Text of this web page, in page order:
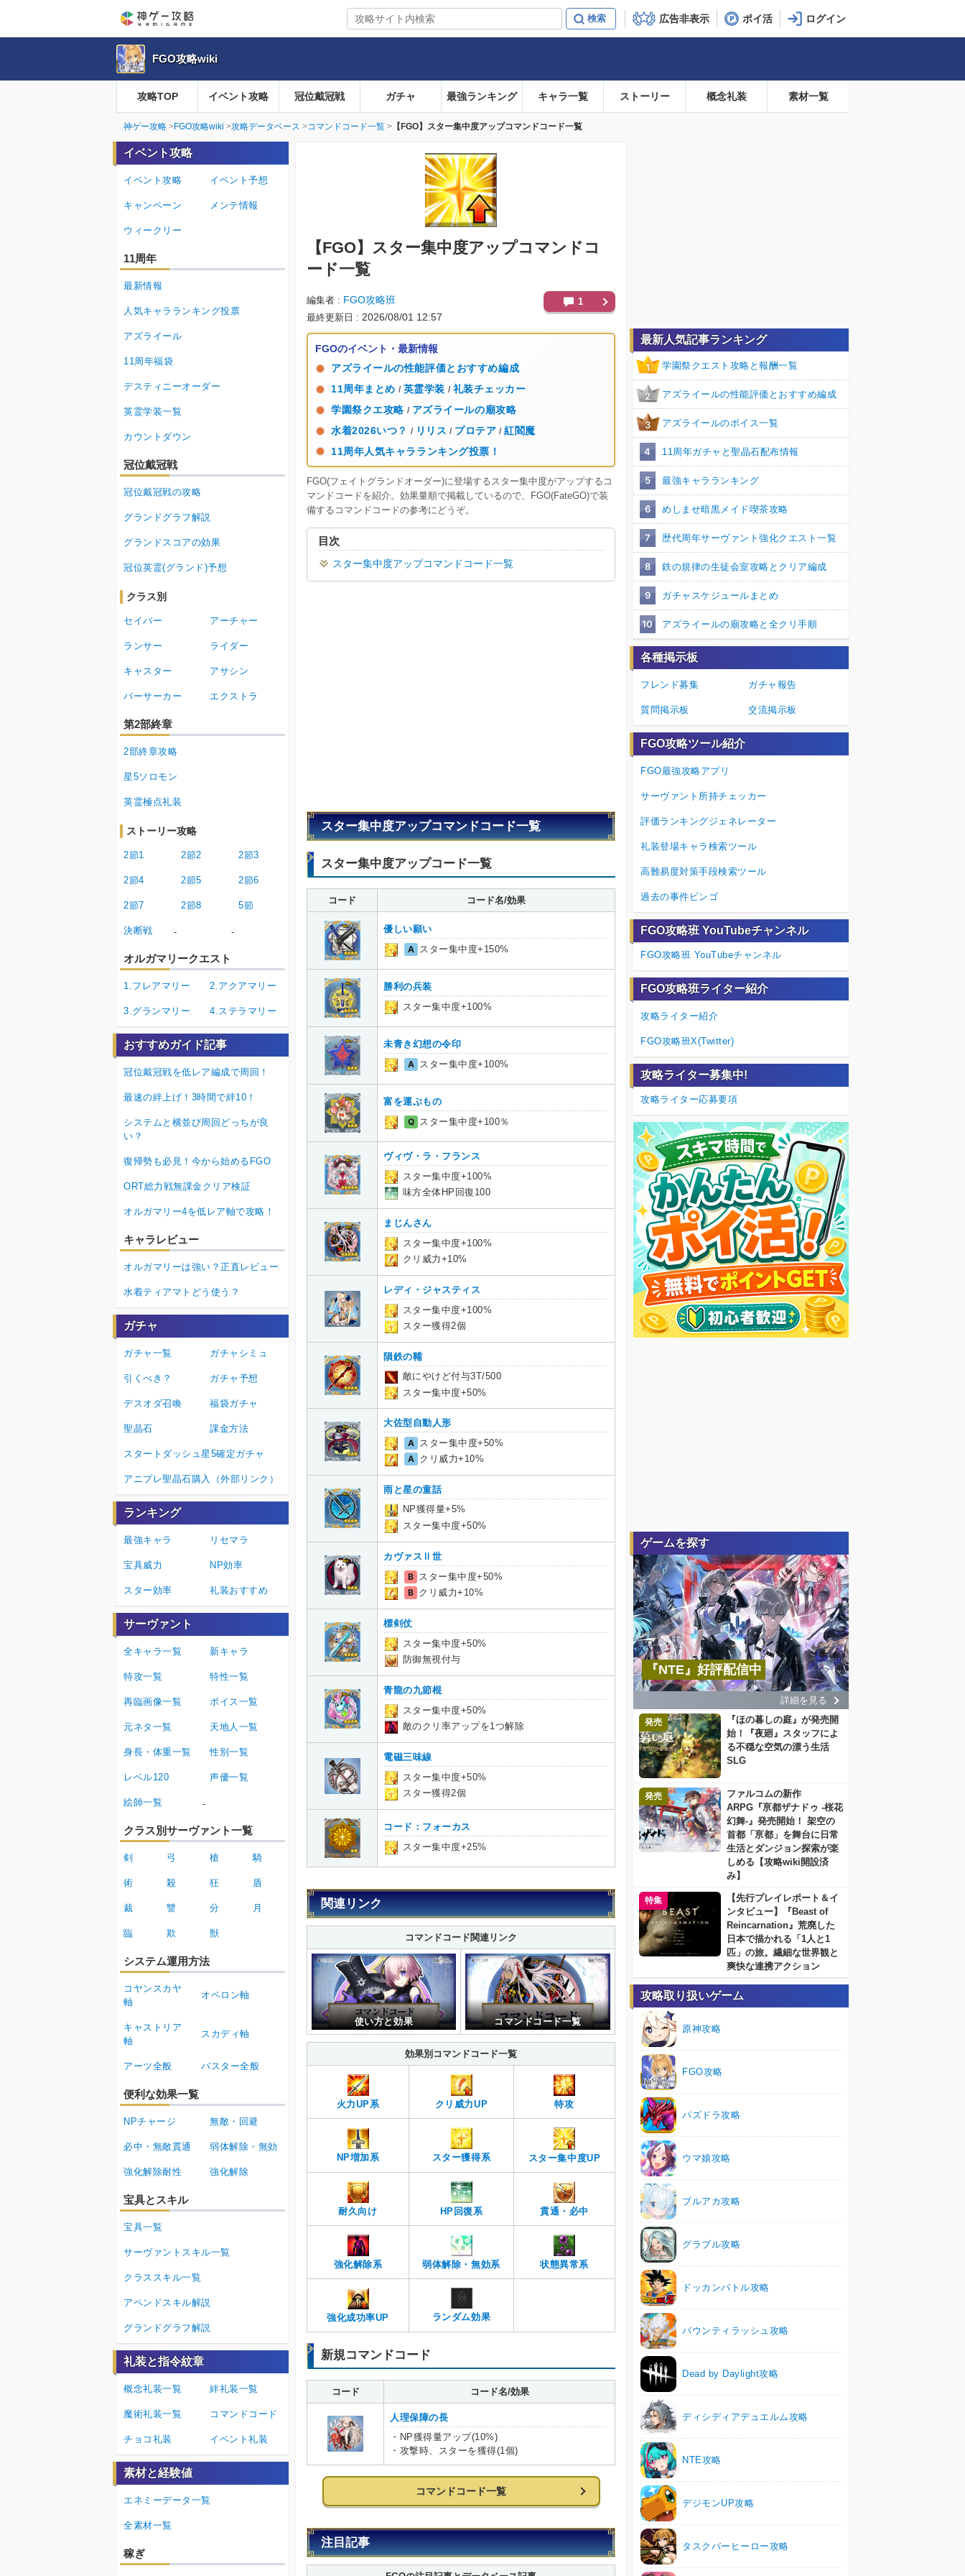
広告非表示 ポイ活
FGO攻略wiki
攻略TOP イベント攻略 冠位戴冠戦 ガチャ 最強ランキング キャラ一覧 ストーリー 概念礼装 素材一覧
神ゲー攻略 FGO攻略wiki 攻略データベース コマンドコード一覧 【FGO】スター集中度アップコマンドコード一覧
【FGO】 スター集中度アップコマンドコ
ード一覧
編集者 FGO攻略班
最終更新日 2026/08/01 12:57
1
FGOのイベント・最新情報
アズライールの性能評価とおすすめ編成
11周年まとめ / 英霊学装 / 礼装チェッカー
学園祭クエ攻略 / アズライールの廟攻略
水着2026いつ？ / リリス / プロテア / 紅閻魔
11周年人気キャラランキング投票！
FGO(フェイトグランドオーダー)に登場するスター集中度がアップするコ
マンドコードを紹介。効果量順で掲載しているので、FGO(FateGO)で装
備するコマンドコードの参考にどうぞ。
目次
スター集中度アップコマンドコード一覧
スター集中度アップコマンドコード一覧
スター集中度アップコード一覧
コード コード名/効果
優しい願い
A スター集中度+150%
勝利の兵装
スター集中度+100%
未青き幻想の令印
A スター集中度+100%
富を運ぶもの
Q スター集中度+100％
ヴィヴ・ラ・フランス
スター集中度+100%
味方全体HP回復100
まじんさん
スター集中度+100%
クリ威力+10%
レディ・ジャスティス
スター集中度+100%
スター獲得2個
隕鉄の鞴
敵にやけど付与3T/500
スター集中度+50%
大佐型自動人形
A スター集中度+50%
A クリ威力+10%
雨と星の童話
NP獲得量+5%
スター集中度+50%
カヴァスⅡ世
B スター集中度+50%
B クリ威力+10%
標剣仗
スター集中度+50%
防御無視付与
青龍の九節棍
スター集中度+50%
敵のクリ率アップを1つ解除
電磁三味線
スター集中度+50%
スター獲得2個
コード：フォーカス
スター集中度+25%
関連リンク
コマンドコード関連リンク
使い方と効果 コマンドコード一覧
効果別コマンドコード一覧
火力UP系 クリ威力UP 特攻
NP増加系 スター獲得系 スター集中度UP
耐久向け HP回復系 貫通・必中
強化解除系 弱体解除・無効系 状態異常系
強化成功率UP ランダム効果
新規コマンドコード
コード コード名/効果
人理保障の長
・NP獲得量アップ(10%)
・攻撃時、スターを獲得(1個)
コマンドコード一覧
注目記事
最新人気記事ランキング
1 学園祭クエスト攻略と報酬一覧
2 アズライールの性能評価とおすすめ編成
3 アズライールのボイス一覧
4 11周年ガチャと聖晶石配布情報
5 最強キャラランキング
6 めしませ暗黒メイド喫茶攻略
7 歴代周年サーヴァント強化クエスト一覧
8 鉄の規律の生徒会室攻略とクリア編成
9 ガチャスケジュールまとめ
10 アズライールの廟攻略と全クリ手順
各種掲示板
フレンド募集 ガチャ報告
質問掲示板 交流掲示板
FGO攻略ツール紹介
FGO最強攻略アプリ
サーヴァント所持チェッカー
評価ランキングジェネレーター
礼装登場キャラ検索ツール
高難易度対策手段検索ツール
過去の事件ビンゴ
FGO攻略班 YouTubeチャンネル
FGO攻略班 YouTubeチャンネル
FGO攻略班ライター紹介
攻略ライター紹介
FGO攻略班X(Twitter)
攻略ライター募集中!
攻略ライター応募要項
ゲームを探す
『NTE』好評配信中
詳細を見る
発売
『ほの暮しの庭』が発売開
始！『夜廻』スタッフによ
る不穏な空気の漂う生活
SLG
発売
ファルコムの新作
ARPG『亰都ザナドゥ -桜花
幻舞-』発売開始！ 架空の
首都「亰都」を舞台に日常
生活とダンジョン探索が楽
しめる【攻略wiki開設済
み】
特集
【先行プレイレポート＆イ
ンタビュー】『Beast of
Reincarnation』荒廃した
日本で描かれる「1人と1
匹」の旅。繊細な世界観と
爽快な連携アクション
攻略取り扱いゲーム
原神攻略
FGO攻略
パズドラ攻略
ウマ娘攻略
ブルアカ攻略
グラブル攻略
ドッカンバトル攻略
バウンティラッシュ攻略
Dead by Daylight攻略
ディシディアデュエルム攻略
NTE攻略
デジモンUP攻略
タスクバーヒーロー攻略
イベント攻略
イベント攻略 イベント予想
キャンペーン メンテ情報
ウィークリー
11周年
最新情報
人気キャラランキング投票
アズライール
11周年福袋
デスティニーオーダー
英霊学装一覧
カウントダウン
冠位戴冠戦
冠位戴冠戦の攻略
グランドグラフ解説
グランドスコアの効果
冠位英霊(グランド)予想
クラス別
セイバー アーチャー
ランサー ライダー
キャスター アサシン
バーサーカー エクストラ
第2部終章
2部終章攻略
星5ソロモン
英霊極点礼装
ストーリー攻略
2節1 2節2 2節3
2節4 2節5 2節6
2節7 2節8 5節
決断戦 - -
オルガマリークエスト
1.フレアマリー 2.アクアマリー
3.グランマリー 4.ステラマリー
おすすめガイド記事
冠位戴冠戦を低レア編成で周回！
最速の絆上げ！3時間で絆10！
システムと横並び周回どっちが良
い？
復帰勢も必見！今から始めるFGO
ORT総力戦無課金クリア検証
オルガマリー4を低レア軸で攻略！
キャラレビュー
オルガマリーは強い？正直レビュー
水着ティアマトどう使う？
ガチャ
ガチャ一覧 ガチャシミュ
引くべき？ ガチャ予想
デスオダ召喚 福袋ガチャ
聖晶石 課金方法
スタートダッシュ星5確定ガチャ
アニプレ聖晶石購入（外部リンク）
ランキング
最強キャラ リセマラ
宝具威力 NP効率
スター効率 礼装おすすめ
サーヴァント
全キャラ一覧 新キャラ
特攻一覧 特性一覧
再臨画像一覧 ボイス一覧
元ネタ一覧 天地人一覧
身長・体重一覧 性別一覧
レベル120 声優一覧
絵師一覧 -
クラス別サーヴァント一覧
剣 弓 槍 騎
術 殺 狂 盾
裁 讐 分 月
臨 欺 獣
システム運用方法
コヤンスカヤ
軸
オベロン軸
キャストリア
軸
スカディ軸
アーツ全般 バスター全般
便利な効果一覧
NPチャージ 無敵・回避
必中・無敵貫通 弱体解除・無効
強化解除耐性 強化解除
宝具とスキル
宝具一覧
サーヴァントスキル一覧
クラススキル一覧
アペンドスキル解説
グランドグラフ解説
礼装と指令紋章
概念礼装一覧 絆礼装一覧
魔術礼装一覧 コマンドコード
チョコ礼装 イベント礼装
素材と経験値
エネミーデータ一覧
全素材一覧
稼ぎ